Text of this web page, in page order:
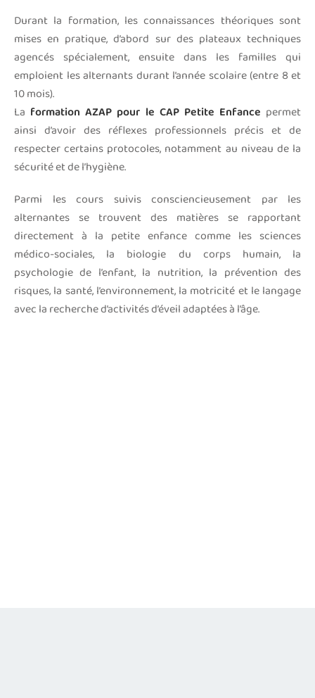
Durant la formation, les connaissances théoriques sont
mises en pratique, d’abord sur des plateaux techniques
agencés spécialement, ensuite dans les familles qui
emploient les alternants durant l’année scolaire (entre 8 et
10 mois).
La formation AZAP pour le CAP Petite Enfance permet
ainsi d’avoir des réflexes professionnels précis et de
respecter certains protocoles, notamment au niveau de la
sécurité et de l’hygiène.
Parmi les cours suivis consciencieusement par les
alternantes se trouvent des matières se rapportant
directement à la petite enfance comme les sciences
médico-sociales, la biologie du corps humain, la
psychologie de l’enfant, la nutrition, la prévention des
risques, la santé, l’environnement, la motricité et le langage
avec la recherche d’activités d’éveil adaptées à l’âge.